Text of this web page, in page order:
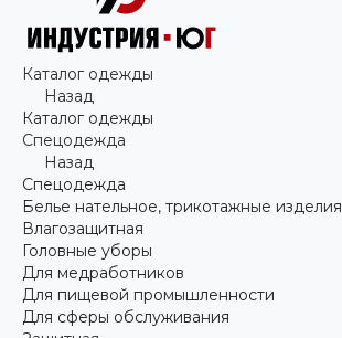
Каталог одежды
Назад
Каталог одежды
Спецодежда
Назад
Спецодежда
Белье нательное, трикотажные изделия
Влагозащитная
Головные уборы
Для медработников
Для пищевой промышленности
Для сферы обслуживания